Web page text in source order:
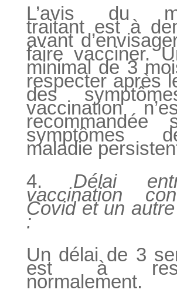
L’avis du
traitant est à
avant
faire vacciner.
minimal de 3
respecter après
des
vaccination
recommandée
symptômes
maladie
4. Délai
vaccination
Covid et un
:
Un délai de 3
est à
normalement.